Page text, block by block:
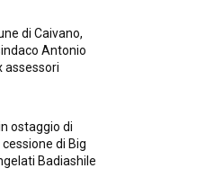
di Caivano,
Antonio
assessori
ostaggio di
di Big
Badiashile